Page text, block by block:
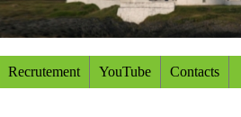
Recrutement YouTube Contacts